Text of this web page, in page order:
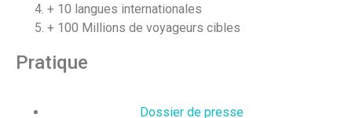
+ 10 langues internationales
+ 100 Millions de voyageurs cibles
Pratique
Dossier de presse